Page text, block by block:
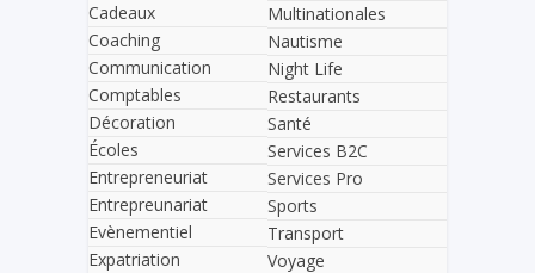
Cadeaux
Coaching
Communication
Comptables
Décoration
Écoles
Entrepreneuriat
Entrepreunariat
Evènementiel
Expatriation
Multinationales
Nautisme
Night Life
Restaurants
Santé
Services B2C
Services Pro
Sports
Transport
Voyage